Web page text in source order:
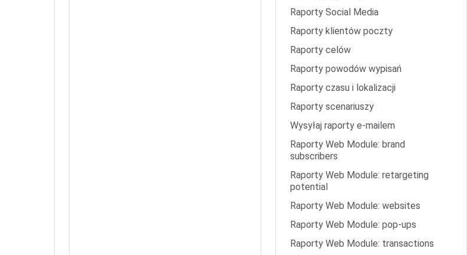
Raporty Social Media
Raporty klientów poczty
Raporty celów
Raporty powodów wypisań
Raporty czasu i lokalizacji
Raporty scenariuszy
Wysyłaj raporty e-mailem
Raporty Web Module: brand
subscribers
Raporty Web Module: retargeting
potential
Raporty Web Module: websites
Raporty Web Module: pop-ups
Raporty Web Module: transactions